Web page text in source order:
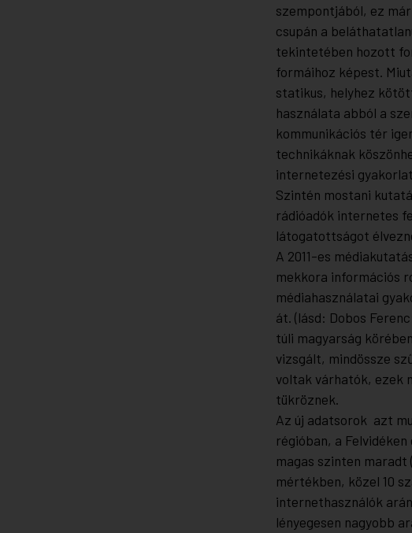
szempontjából, ez
csupán a
tekintetében hozott
formáihoz képest.
statikus, helyhez
használata abból a
kommunikációs tér
technikáknak
internetezési
Szintén mostani
rádióadók internetes
látogatottságot
A 2011-es
mekkora információs
médiahasználatai
át. (lásd: Dobos
túli magyarság
vizsgált, mindössze
voltak várhatók, ezek
tükröznek.
Az új adatsorok azt
régióban, a
magas szinten maradt
mértékben, közel 10
internethasználók
lényegesen nagyobb